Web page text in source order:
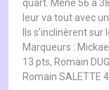
quart. Mené 56 à
leur va tout avec
Ils s’inclinèrent
Marqueurs :
13 pts, Romain
Romain SALETTE